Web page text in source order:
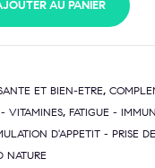
AU PANIER
ET BIEN-ETRE,
VITAMINES, FATIGUE -
D'APPETIT - PRISE
NATURE